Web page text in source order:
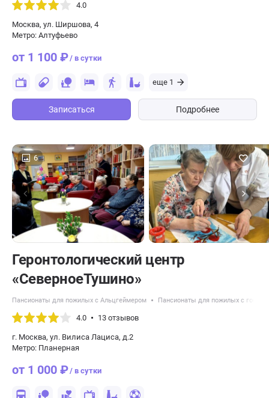
4.0
Москва, ул. Ширшова, 4
Метро: Алтуфьево
от 1 100 ₽/ в сутки
еще 1
Записаться Подробнее
6
Геронтологический центр
«СеверноеТушино»
Пансионаты для пожилых с Альцгеймером Пансионаты для пожилых с гос
4.0 13 отзывов
г. Москва, ул. Вилиса Лациса, д.2
Метро: Планерная
от 1 000 ₽/ в сутки